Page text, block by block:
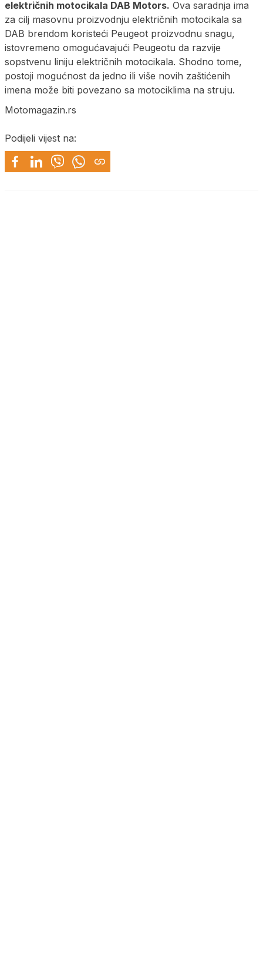
električnih motocikala DAB Motors. Ova saradnja ima
za cilj masovnu proizvodnju električnih motocikala sa
DAB brendom koristeći Peugeot proizvodnu snagu,
istovremeno omogućavajući Peugeotu da razvije
sopstvenu liniju električnih motocikala. Shodno tome,
postoji mogućnost da jedno ili više novih zaštićenih
imena može biti povezano sa motociklima na struju.
Motomagazin.rs
Podijeli vijest na: